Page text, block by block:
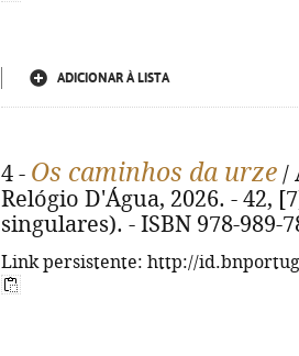
ADICIONAR À LISTA
4 - Os caminhos da urze /
Relógio D'Água, 2026. - 42,
singulares). - ISBN 978-989-
Link persistente: http://